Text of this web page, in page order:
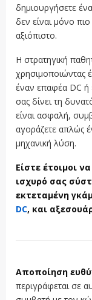
δημιουργήσετε
δεν είναι μόνο
αξιόπιστο.
Η στρατηγική
χρησιμοποιώντας
έναν επαφέα DC ή
σας δίνει τη
είναι ασφαλή,
αγοράζετε απλώς
μηχανική λύση.
Είστε έτοιμοι
ισχυρό σας
εκτεταμένη
DC, και
Αποποίηση
περιγράφεται σε